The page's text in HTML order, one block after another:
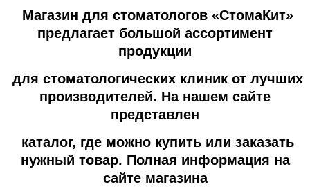
Магазин для стоматологов «СтомаКит»
предлагает большой ассортимент
продукции
для стоматологических клиник от лучших
производителей. На нашем сайте
представлен
каталог, где можно купить или заказать
нужный товар. Полная информация на
сайте магазина